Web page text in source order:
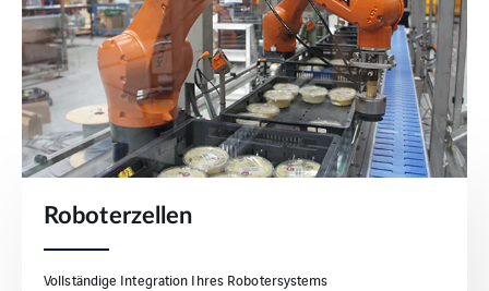
Roboterzellen
Vollständige Integration Ihres Robotersystems